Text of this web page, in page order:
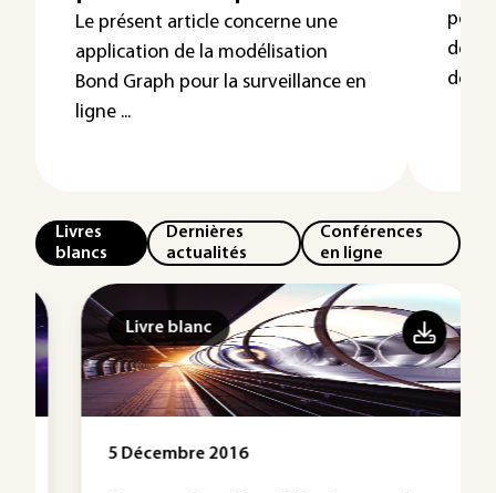
Le présent article concerne une
application de la modélisation
Bond Graph pour la surveillance en
ligne ...
des
des
Livres
blancs
Dernières
actualités
Conférences
en ligne
Livre blanc
5 Décembre 2016